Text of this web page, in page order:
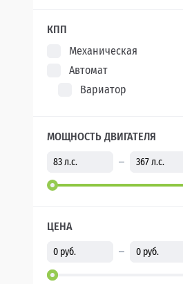
КПП
Механическая
Автомат
Вариатор
МОЩНОСТЬ ДВИГАТЕЛЯ
ЦЕНА